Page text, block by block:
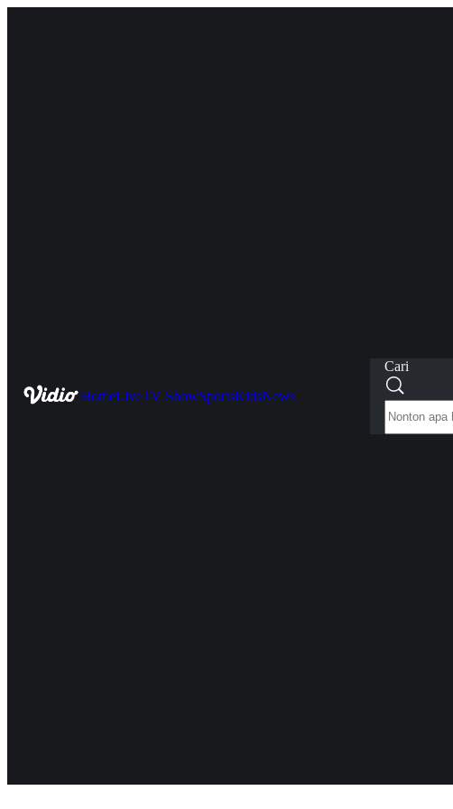
HomeLiveTV ShowSportsKidsNews
Cari